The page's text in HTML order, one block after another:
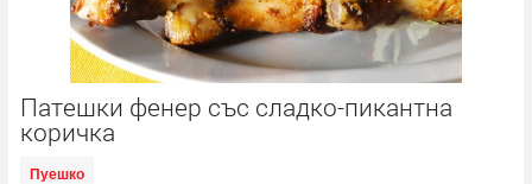
Патешки фенер със сладко-пикантна
коричка
Пуешко